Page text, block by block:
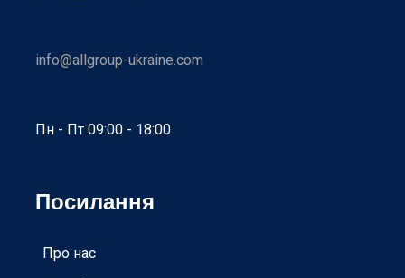
info@allgroup-ukraine.com
Пн - Пт 09:00 - 18:00
Посилання
Про нас